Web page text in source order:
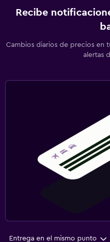
Recibe
Cambios diarios de precios en
alertas
Entrega en el mismo punto